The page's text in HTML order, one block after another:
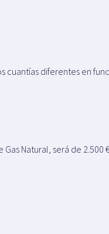
cuantías diferentes en
Natural, será de